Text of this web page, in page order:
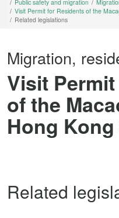
Public safety and migration
Visit Permit for Residents of the
Related legislations
Migration,
Visit
of the
Hong Kong
Related